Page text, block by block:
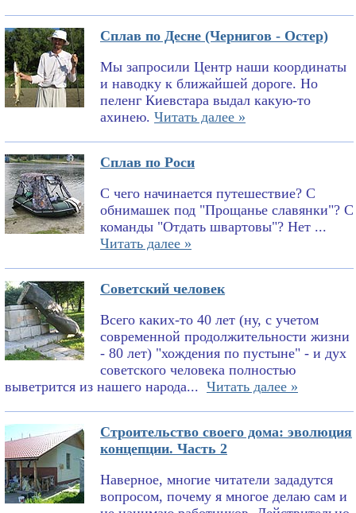
Сплав по Десне (Чернигов - Остер)
Мы запросили Центр наши координаты
и наводку к ближайшей дороге. Но
пеленг Киевстара выдал какую-то
ахинею. Читать далее »
Сплав по Роси
С чего начинается путешествие? С
обнимашек под "Прощанье славянки"? С
команды "Отдать швартовы"? Нет ...
Читать далее »
Советский человек
Всего каких-то 40 лет (ну, с учетом
современной продолжительности жизни
- 80 лет) "хождения по пустыне" - и дух
советского человека полностью
выветрится из нашего народа... Читать далее »
Строительство своего дома: эволюция
концепции. Часть 2
Наверное, многие читатели зададутся
вопросом, почему я многое делаю сам и